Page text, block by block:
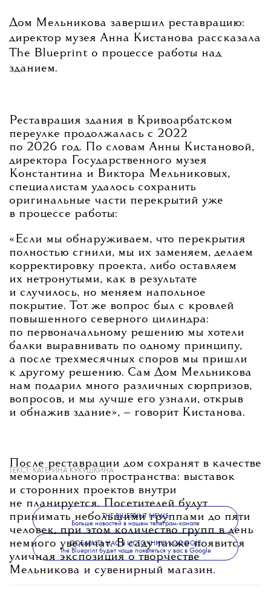
Дом Мельникова завершил реставрацию:
директор музея Анна Кистанова рассказала
The Blueprint о процессе работы над
зданием.
Реставрация здания в Кривоарбатском
переулке продолжалась с 2022
по 2026 год. По словам Анны Кистановой,
директора Государственного музея
Константина и Виктора Мельниковых,
специалистам удалось сохранить
оригинальные части перекрытий уже
в процессе работы:
«Если мы обнаруживаем, что перекрытия
полностью сгнили, мы их заменяем, делаем
корректировку проекта, либо оставляем
их нетронутыми, как в результате
и случилось, но меняем напольное
покрытие. Тот же вопрос был с кровлей
повышенного северного цилиндра:
по первоначальному решению мы хотели
балки выравнивать по одному принципу,
а после трехмесячных споров мы пришли
к другому решению. Сам Дом Мельникова
нам подарил много различных сюрпризов,
вопросов, и мы лучше его узнали, открыв
и обнажив здание», — говорит Кистанова.
После реставрации дом сохранят в качестве
мемориального пространства: выставок
и сторонних проектов внутри
не планируется. Посетителей будут
принимать небольшими группами до пяти
человек, при этом количество групп в день
немного увеличат. В саду также появится
уличная экспозиция о творчестве
Мельникова и сувенирный магазин.
ТЕКСТ: КАТЕРИНА КУКУШКИНА
THE BLUEPRINT NEWS
Больше новостей в нашем телеграм-канале
ДОБАВИТЬ НАС В ИСТОЧНИКИ GOOGLE
The Blueprint будет чаще появляться у вас в Google